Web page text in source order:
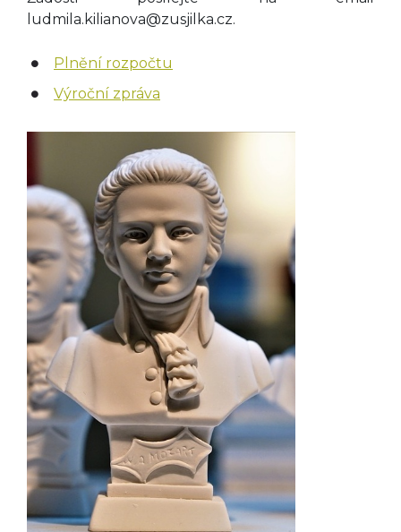
ludmila.kilianova@zusjilka.cz.
Plnění rozpočtu
Výroční zpráva